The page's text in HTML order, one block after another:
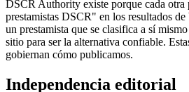
DSCR Authority existe porque cada otra
prestamistas DSCR" en los resultados
un prestamista que se clasifica a sí
sitio para ser la alternativa confiable.
gobiernan cómo publicamos.
Independencia editorial